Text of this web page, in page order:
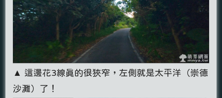
▲ 這邊花3線真的很狹窄，左側就是太平洋（崇德
沙灘）了！